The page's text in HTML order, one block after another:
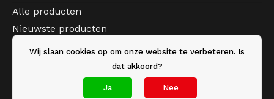
Alle producten
Nieuwste producten
Wij slaan cookies op om onze website te verbeteren. Is
dat akkoord?
Ja Nee